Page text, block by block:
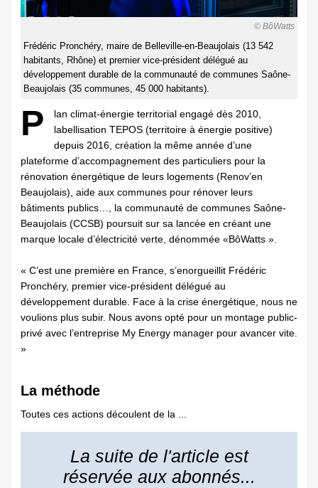
© BôWatts
Frédéric Pronchéry, maire de Belleville-en-Beaujolais (13 542
habitants, Rhône) et premier vice-président délégué au
développement durable de la communauté de communes Saône-
Beaujolais (35 communes, 45 000 habitants).
P
lan climat-énergie territorial engagé dès 2010,
labellisation TEPOS (territoire à énergie positive)
depuis 2016, création la même année d’une
plateforme d’accompagnement des particuliers pour la
rénovation énergétique de leurs logements (Renov’en
Beaujolais), aide aux communes pour rénover leurs
bâtiments publics…, la communauté de communes Saône-
Beaujolais (CCSB) poursuit sur sa lancée en créant une
marque locale d’électricité verte, dénommée «BôWatts ».
« C’est une première en France, s’enorgueillit Frédéric
Pronchéry, premier vice-président délégué au
développement durable. Face à la crise énergétique, nous ne
voulions plus subir. Nous avons opté pour un montage public-
privé avec l’entreprise My Energy manager pour avancer vite.
»
La méthode
Toutes ces actions découlent de la ...
La suite de l'article est
réservée aux abonnés...